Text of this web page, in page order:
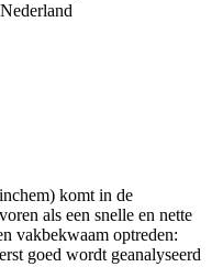
komt in de
als een snelle en nette
vakbekwaam optreden:
goed wordt geanalyseerd